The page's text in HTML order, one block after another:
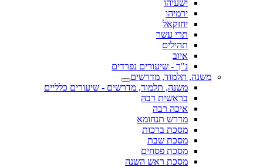
ישעיהו
ירמיהו
יחזקאל
תרי עשר
תהילים
איוב
נ"ך - שיעורים נפרדים
משנה, תלמוד, מדרשים
משנה, תלמוד, מדרשים - שיעורים כלליים
בראשית רבה
איכה רבה
מדרש תנחומא
מסכת ברכות
מסכת שבת
מסכת פסחים
מסכת ראש השנה